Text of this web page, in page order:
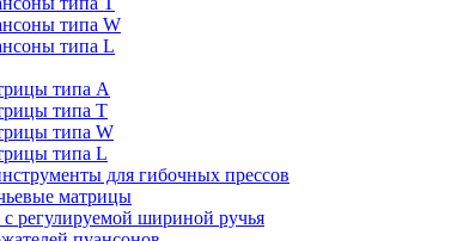
типа W
типа L
типа A
типа T
типа W
типа L
для гибочных прессов
матрицы
регулируемой шириной ручья